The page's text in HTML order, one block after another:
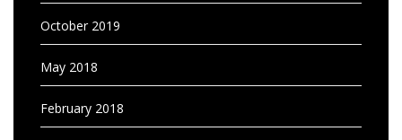
October 2019
May 2018
February 2018